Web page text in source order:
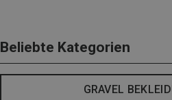
Beliebte Kategorien
GRAVEL